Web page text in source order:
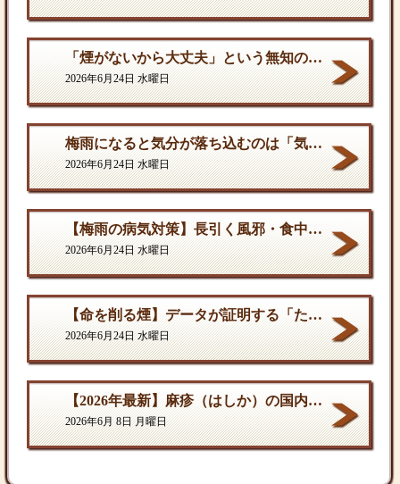
「煙がないから大丈夫」という無知の罪。となりに一人生息するだけで、そこは危険地帯である
2026年6月24日 水曜日
梅雨になると気分が落ち込むのは「気のせい」ではない
2026年6月24日 水曜日
【梅雨の病気対策】長引く風邪・食中毒・カビの脅威から体を守る方法
2026年6月24日 水曜日
【命を削る煙】データが証明する「たばこ関連死」の真実
2026年6月24日 水曜日
【2026年最新】麻疹（はしか）の国内流行状況と対策
2026年6月 8日 月曜日